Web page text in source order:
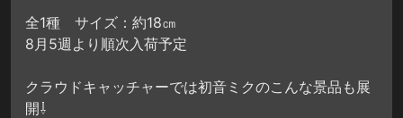
全1種 サイズ：約18㎝
8月5週より順次入荷予定
クラウドキャッチャーでは初音ミクのこんな景品も展
開⇩